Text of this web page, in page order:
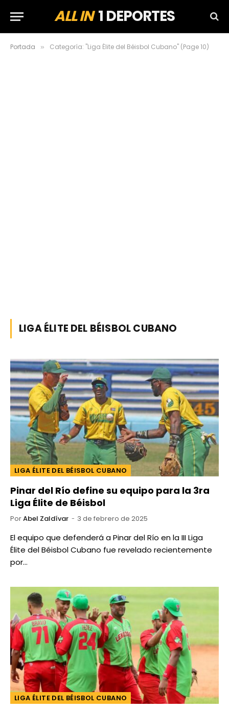
ALL IN1 DEPORTES
Portada » Categoría: "Liga Élite del Béisbol Cubano" (Page 10)
LIGA ÉLITE DEL BÉISBOL CUBANO
LIGA ÉLITE DEL BÉISBOL CUBANO
Pinar del Río define su equipo para la 3ra
Liga Élite de Béisbol
PorAbel Zaldívar 3 de febrero de 2025
El equipo que defenderá a Pinar del Río en la III Liga
Élite del Béisbol Cubano fue revelado recientemente
por…
LIGA ÉLITE DEL BÉISBOL CUBANO